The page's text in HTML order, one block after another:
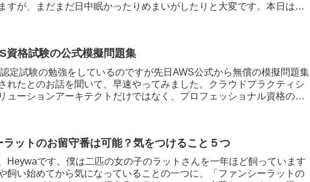
すが、まだまだ日中眠かったりめまいがしたりと大変です。本日は、
資格試験の公式模擬問題集
定試験の勉強をしているのですが先日AWS公式から無償の模擬問題集
れたとのお話を聞いて、早速やってみました。クラウドプラクティシ
ューションアーキテクトだけではなく、プロフェッショナル資格の問
ラットのお留守番は可能？気をつけること５つ
Heywaです。僕は二匹の女の子のラットさんを一年ほど飼っています
飼い始めてから気になっていることの一つに、「ファンシーラットの